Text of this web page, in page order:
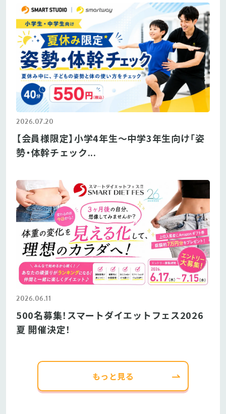
2026.07.20
【会員様限定】小学4年生〜中学3年生向け「姿
勢・体幹チェック...
2026.06.11
500名募集！スマートダイエットフェス2026
夏 開催決定！
もっと見る